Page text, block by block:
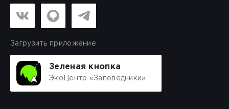
Загрузить приложение
Зеленая кнопка
ЭкоЦентр «Заповедники»